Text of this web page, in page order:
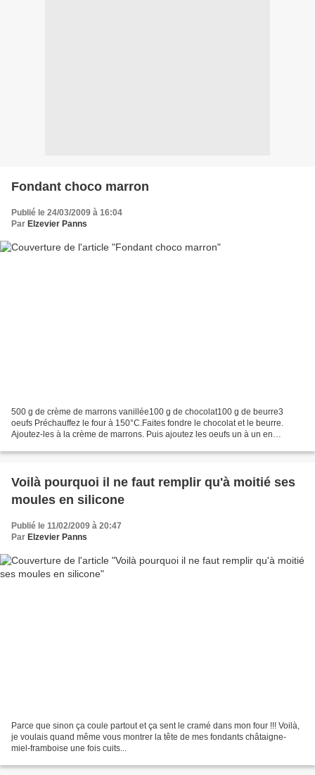
Fondant choco marron
Publié le 24/03/2009 à 16:04
Par Elzevier Panns
500 g de crème de marrons vanillée100 g de chocolat100 g de beurre3
oeufs Préchauffez le four à 150°C.Faites fondre le chocolat et le beurre.
Ajoutez-les à la crème de marrons. Puis ajoutez les oeufs un à un en
Voilà pourquoi il ne faut remplir qu'à moitié ses
moules en silicone
Publié le 11/02/2009 à 20:47
Par Elzevier Panns
Parce que sinon ça coule partout et ça sent le cramé dans mon four !!! Voilà,
je voulais quand même vous montrer la tête de mes fondants châtaigne-
miel-framboise une fois cuits...